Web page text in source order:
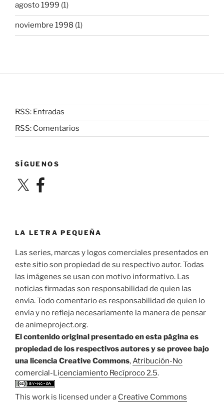
agosto 1999 (1)
noviembre 1998 (1)
RSS: Entradas
RSS: Comentarios
SÍGUENOS
X Facebook
LA LETRA PEQUEÑA
Las series, marcas y logos comerciales presentados en
este sitio son propiedad de su respectivo autor. Todas
las imágenes se usan con motivo informativo. Las
noticias firmadas son responsabilidad de quien las
envía. Todo comentario es responsabilidad de quien lo
envía y no refleja necesariamente la manera de pensar
de animeproject.org.
El contenido original presentado en esta página es
propiedad de los respectivos autores y se provee bajo
una licencia Creative Commons,Atribución-No
comercial-Licenciamiento Recíproco 2.5.
This work is licensed under a Creative Commons